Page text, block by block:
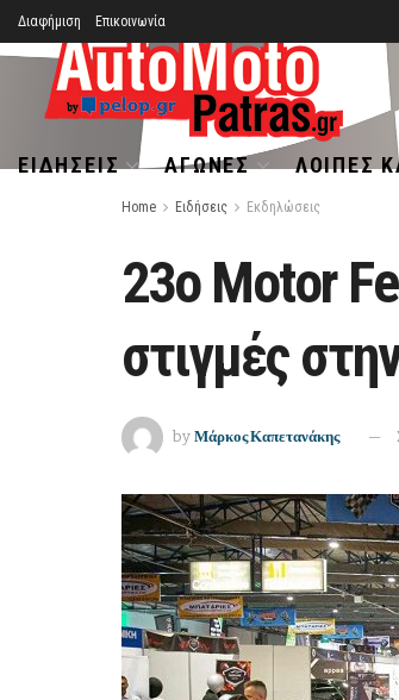
Διαφήμιση Επικοινωνία
ΕΙΔΉΣΕΙΣ ΑΓΏΝΕΣ ΛΟΙΠΈΣ
Home Ειδήσεις Εκδηλώσεις
23ο Motor
στιγμές
by Μάρκος Καπετανάκης